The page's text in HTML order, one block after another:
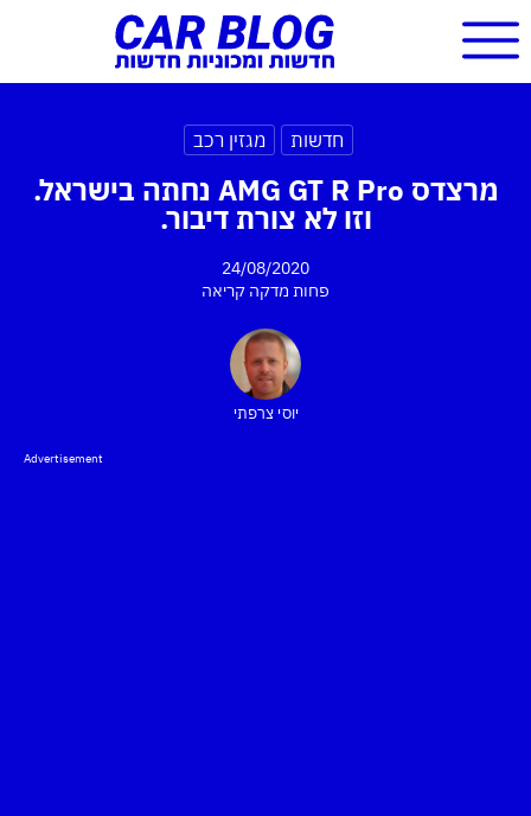
חדשות מגזין רכב
מרצדס AMG GT R Pro נחתה בישראל.
וזו לא צורת דיבור.
24/08/2020
פחות מדקה קריאה
יוסי צרפתי
Advertisement